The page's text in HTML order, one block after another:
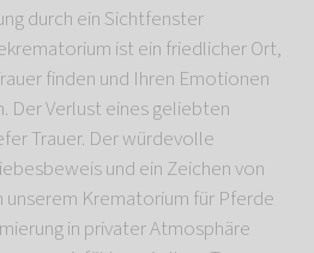
durch ein Sichtfenster
ist ein friedlicher Ort,
finden und Ihren Emotionen
Der Verlust eines geliebten
Trauer. Der würdevolle
und ein Zeichen von
unserem Krematorium für Pferde
in privater Atmosphäre